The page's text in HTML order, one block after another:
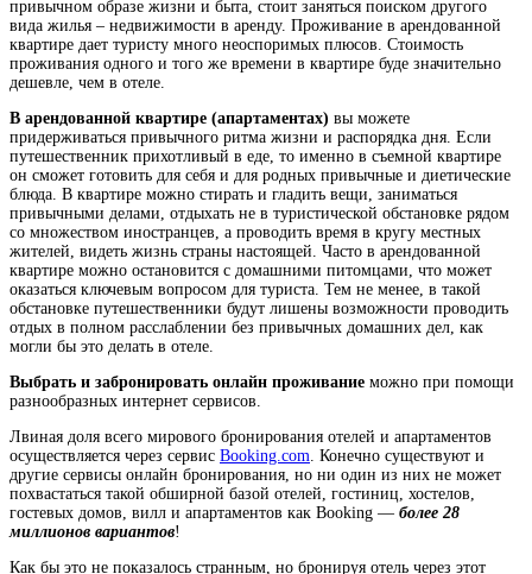
привычном образе жизни и быта, стоит заняться поиском другого
вида жилья – недвижимости в аренду. Проживание в арендованной
квартире дает туристу много неоспоримых плюсов. Стоимость
проживания одного и того же времени в квартире буде значительно
дешевле, чем в отеле.
В арендованной квартире (апартаментах) вы можете
придерживаться привычного ритма жизни и распорядка дня. Если
путешественник прихотливый в еде, то именно в съемной квартире
он сможет готовить для себя и для родных привычные и диетические
блюда. В квартире можно стирать и гладить вещи, заниматься
привычными делами, отдыхать не в туристической обстановке рядом
со множеством иностранцев, а проводить время в кругу местных
жителей, видеть жизнь страны настоящей. Часто в арендованной
квартире можно остановится с домашними питомцами, что может
оказаться ключевым вопросом для туриста. Тем не менее, в такой
обстановке путешественники будут лишены возможности проводить
отдых в полном расслаблении без привычных домашних дел, как
могли бы это делать в отеле.
Выбрать и забронировать онлайн проживание можно при помощи
разнообразных интернет сервисов.
Лвиная доля всего мирового бронирования отелей и апартаментов
осуществляется через сервис Booking.com . Конечно существуют и
другие сервисы онлайн бронирования, но ни один из них не может
похвастаться такой обширной базой отелей, гостиниц, хостелов,
гостевых домов, вилл и апартаментов как Booking — более 28
миллионов вариантов!
Как бы это не показалось странным, но бронируя отель через этот